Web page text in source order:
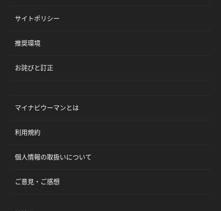
サイトポリシー
推奨環境
お詫びと訂正
マイナビウーマンとは
利用規約
個人情報の取扱いについて
ご意見・ご感想